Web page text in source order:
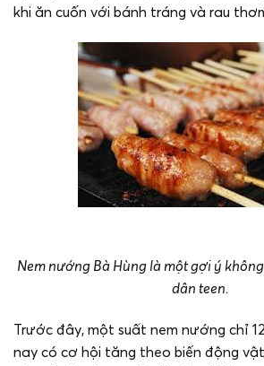
khi ăn cuốn với bánh tráng và rau
Nem nướng Bà Hùng là một gợi ý
dân teen.
Trước đây, một suất nem nướng chỉ
nay có cơ hội tăng theo biến động